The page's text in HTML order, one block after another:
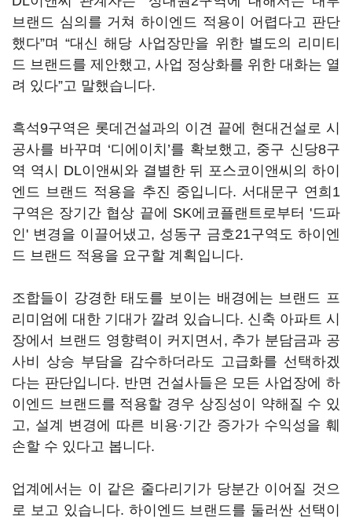
브랜드 심의를 거쳐 하이엔드 적용이 어렵다고 판단
했다”며 “대신 해당 사업장만을 위한 별도의 리미티
드 브랜드를 제안했고, 사업 정상화를 위한 대화는 열
려 있다”고 말했습니다.
흑석9구역은 롯데건설과의 이견 끝에 현대건설로 시
공사를 바꾸며 ‘디에이치’를 확보했고, 중구 신당8구
역 역시 DL이앤씨와 결별한 뒤 포스코이앤씨의 하이
엔드 브랜드 적용을 추진 중입니다. 서대문구 연희1
구역은 장기간 협상 끝에 SK에코플랜트로부터 '드파
인' 변경을 이끌어냈고, 성동구 금호21구역도 하이엔
드 브랜드 적용을 요구할 계획입니다.
조합들이 강경한 태도를 보이는 배경에는 브랜드 프
리미엄에 대한 기대가 깔려 있습니다. 신축 아파트 시
장에서 브랜드 영향력이 커지면서, 추가 분담금과 공
사비 상승 부담을 감수하더라도 고급화를 선택하겠
다는 판단입니다. 반면 건설사들은 모든 사업장에 하
이엔드 브랜드를 적용할 경우 상징성이 약해질 수 있
고, 설계 변경에 따른 비용·기간 증가가 수익성을 훼
손할 수 있다고 봅니다.
업계에서는 이 같은 줄다리기가 당분간 이어질 것으
로 보고 있습니다. 하이엔드 브랜드를 둘러싼 선택이